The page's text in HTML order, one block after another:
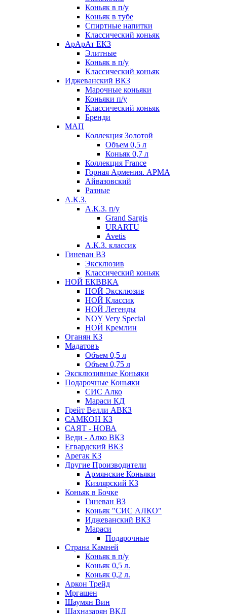
Коньяк в п/у
Коньяк в тубе
Спиртные напитки
Классический коньяк
АрАрАт ЕКЗ
Элитные
Коньяк в п/у
Классический коньяк
Иджеванский ВКЗ
Марочные коньяки
Коньяки п/у
Классический коньяк
Бренди
МАП
Коллекция Золотой
Объем 0,5 л
Коньяк 0,7 л
Коллекция France
Горная Армения. АРМА
Айвазовский
Разные
А.К.З.
А.К.З. п/у
Grand Sargis
URARTU
Avetis
А.К.З. классик
Гиневан ВЗ
Эксклюзив
Классический коньяк
НОЙ ЕКВВКА
НОЙ Эксклюзив
НОЙ Классик
НОЙ Легенды
NOY Very Speсial
НОЙ Кремлин
Оганян КЗ
Мадатовъ
Объем 0,5 л
Объем 0,75 л
Эксклюзивные Коньяки
Подарочные Коньяки
СИС Алко
Мараси КД
Грейт Велли АВКЗ
САМКОН КЗ
САЯТ - НОВА
Веди - Алко ВКЗ
Егвардский ВКЗ
Арегак КЗ
Другие Производители
Армянские Коньяки
Кизлярский КЗ
Коньяк в Бочке
Гиневан ВЗ
Коньяк "СИС АЛКО"
Иджеванский ВКЗ
Мараси
Подарочные
Страна Камней
Коньяк в п/у
Коньяк 0,5 л.
Коньяк 0,2 л.
Аркон Трейд
Мргашен
Шаумян Вин
Шахназарян ВКД